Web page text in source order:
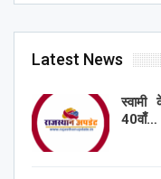
Latest News
स्वामी
40वाँ…